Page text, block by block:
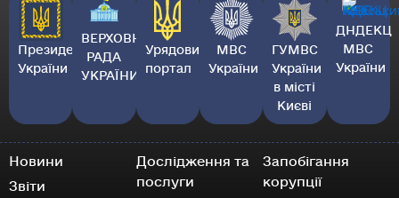
Президент
України
ВЕРХОВНА
РАДА
УКРАЇНИ
Урядовий
портал
МВС
України
ГУМВС
України
в місті
Києві
ДНДЕКЦ
МВС
України
Новини
Звіти
Дослідження та
послуги
Запобігання
корупції